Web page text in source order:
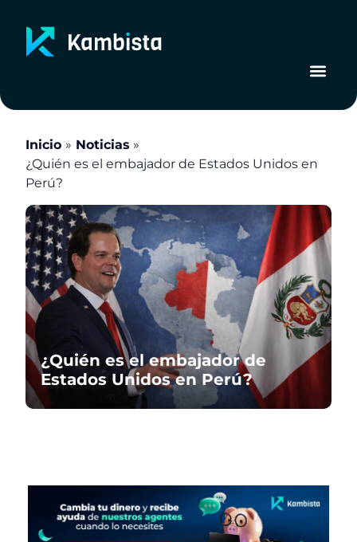
contenido
Inicio
Noticias
¿Quién es el embajador de Estados Unidos en
Perú?
¿Quién es el embajador de
Estados Unidos en Perú?